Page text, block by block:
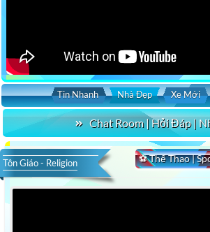
Tin Nhanh Nhà Đẹp Xe Mới
Chat Room | Hỏi Đáp |
⚽ Thể Thao |
Tôn Giáo - Religion